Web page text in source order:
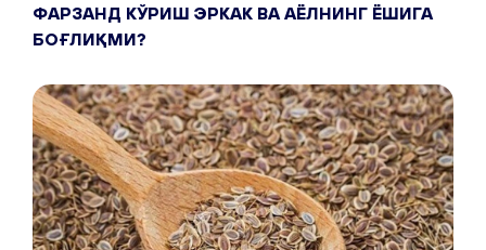
ФАРЗАНД КЎРИШ ЭРКАК ВА АЁЛНИНГ ЁШИГА
БОҒЛИҚМИ?